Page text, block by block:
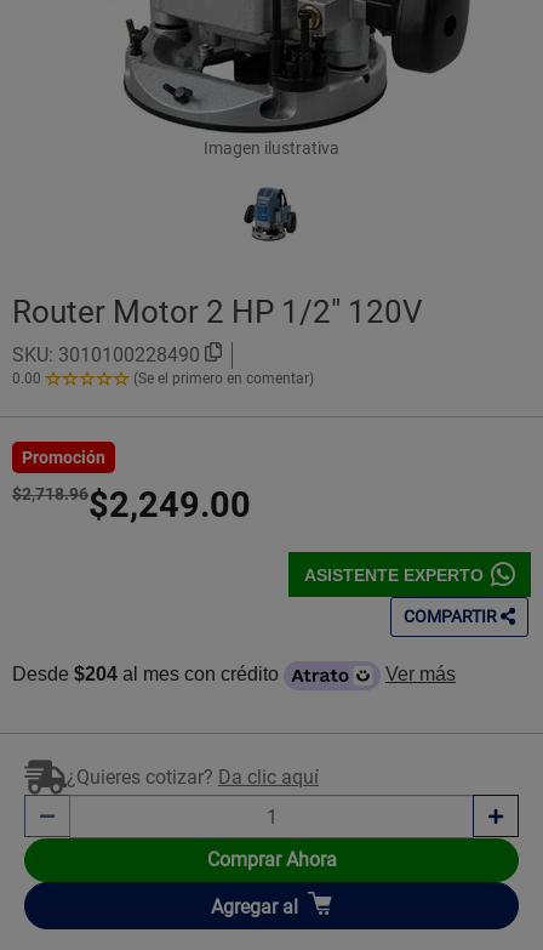
Imagen ilustrativa
Router Motor 2 HP 1/2" 120V
SKU: 3010100228490
0.00
0.00
Estrellas!
(Se el primero en comentar)
Promoción
$2,718.96$2,249.00
ASISTENTE EXPERTO
COMPARTIR
Desde $204 al mes con crédito Ver más
¿Quieres cotizar? Da clic aquí
Comprar Ahora
Añadir
Agregar al